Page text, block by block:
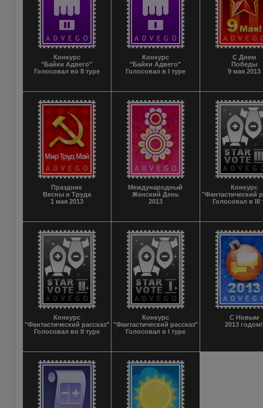
Конкурс
"Байки Адвего"
Голосовал во II туре
Конкурс
"Байки Адвего"
Голосовал в I туре
С Днем
Победы
9 мая 2013
Праздник
Весны и Труда
1 мая 2013
Международный
Женский День
2013
Конкурс
"Фантастический
Голосовал в III
Конкурс
"Фантастический рассказ"
Голосовал во II туре
Конкурс
"Фантастический рассказ"
Голосовал в I туре
С Новым
2013 годом!